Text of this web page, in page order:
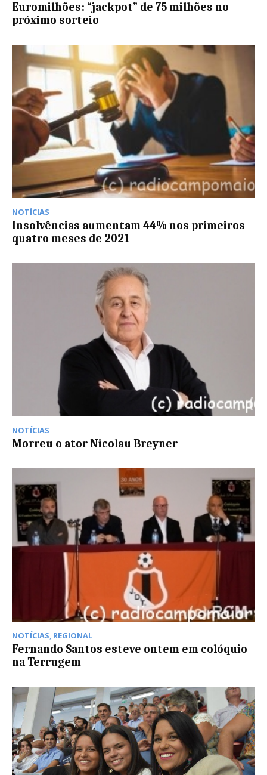
Euromilhões: “jackpot” de 75 milhões no
próximo sorteio
NOTÍCIAS
Insolvências aumentam 44% nos primeiros
quatro meses de 2021
NOTÍCIAS
Morreu o ator Nicolau Breyner
NOTÍCIAS, REGIONAL
Fernando Santos esteve ontem em colóquio
na Terrugem